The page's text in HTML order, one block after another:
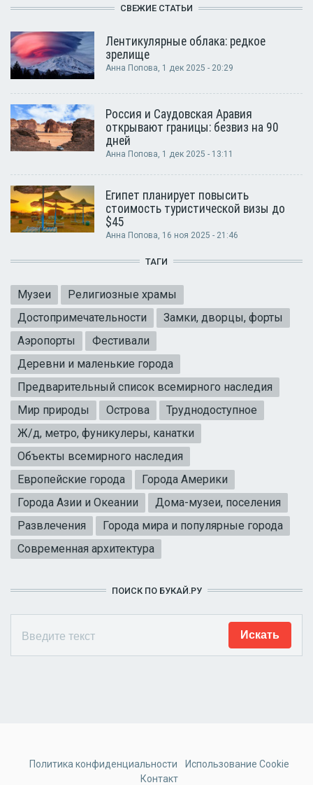
СВЕЖИЕ СТАТЬИ
Лентикулярные облака: редкое
зрелище
Анна Попова, 1 дек 2025 - 20:29
Россия и Саудовская Аравия
открывают границы: безвиз на 90
дней
Анна Попова, 1 дек 2025 - 13:11
Египет планирует повысить
стоимость туристической визы до
$45
Анна Попова, 16 ноя 2025 - 21:46
ТАГИ
Музеи
Религиозные храмы
Достопримечательности
Замки, дворцы, форты
Аэропорты
Фестивали
Деревни и маленькие города
Предварительный список всемирного наследия
Мир природы
Острова
Труднодоступное
Ж/д, метро, фуникулеры, канатки
Объекты всемирного наследия
Европейские города
Города Америки
Города Азии и Океании
Дома-музеи, поселения
Развлечения
Города мира и популярные города
Современная архитектура
ПОИСК ПО БУКАЙ.РУ
Политика конфиденциальности
Использование Cookie
Контакт